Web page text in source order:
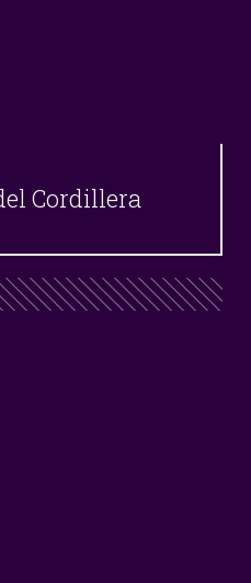
Cordillera